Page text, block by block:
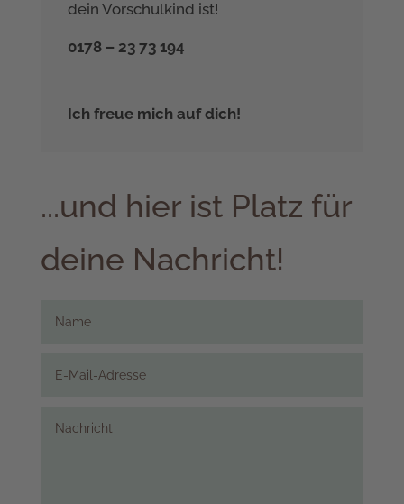
dein Vorschulkind ist!
0178 – 23 73 194
Ich freue mich auf dich!
...und hier ist Platz für
deine Nachricht!